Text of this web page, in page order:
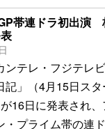
帯連ドラ初出演
ンテレ・フジテレ
記」（4月15日ス
16日に発表され
・プライム帯の連